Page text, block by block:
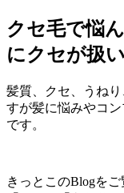
クセ毛で悩
にクセが扱
髪質、クセ、うね
すが髪に悩みやコ
です。
きっとこのBlogを